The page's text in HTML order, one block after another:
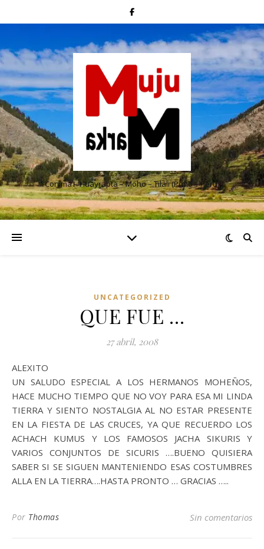
Conima – Huayrapta – Moho – Tilali (Puno – Perú)
UNCATEGORIZED
QUE FUE …
27 abril, 2008
ALEXITO
UN SALUDO ESPECIAL A LOS HERMANOS MOHEÑOS,
HACE MUCHO TIEMPO QUE NO VOY PARA ESA MI LINDA
TIERRA Y SIENTO NOSTALGIA AL NO ESTAR PRESENTE
EN LA FIESTA DE LAS CRUCES, YA QUE RECUERDO LOS
ACHACH KUMUS Y LOS FAMOSOS JACHA SIKURIS Y
VARIOS CONJUNTOS DE SICURIS ….BUENO QUISIERA
SABER SI SE SIGUEN MANTENIENDO ESAS COSTUMBRES
ALLA EN LA TIERRA….HASTA PRONTO … GRACIAS …..
Por Thomas Sin comentarios